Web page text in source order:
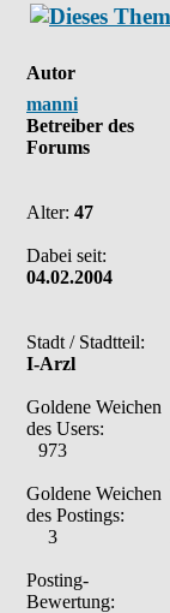
Autor
manni
Betreiber des
Forums
Alter: 47
Dabei seit:
04.02.2004
Stadt / Stadtteil:
I-Arzl
Goldene Weichen
des Users:
973
Goldene Weichen
des Postings:
3
Posting-
Bewertung: